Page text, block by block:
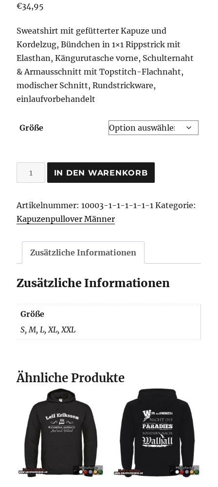
€34,95
Sweatshirt mit gefütterter Kapuze und
Kordelzug, Bündchen in 1×1 Rippstrick mit
Elasthan, Kängurutasche vorne, Schulternaht
& Armausschnitt mit Topstitch-Flachnaht,
modischer Schnitt, Rundstrickware,
einlaufvorbehandelt
Größe
Ragnarök
Kapuzenpullover
IN DEN WARENKORB
Artikelnummer:10003-1-1-1-1-1-1 Kategorie:
Kapuzenpullover Männer
Zusätzliche Informationen
Zusätzliche Informationen
Größe
S, M, L, XL, XXL
Ähnliche Produkte